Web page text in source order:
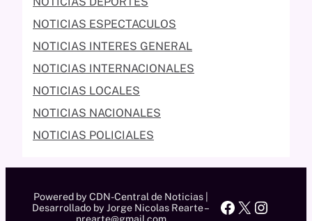
NOTICIAS ESPECTACULOS
NOTICIAS INTERES GENERAL
NOTICIAS INTERNACIONALES
NOTICIAS LOCALES
NOTICIAS NACIONALES
NOTICIAS POLICIALES
Powered by CDN-Central de Noticias |
Desarrollado by Jorge Nicolas Rearte –
Facebook
X